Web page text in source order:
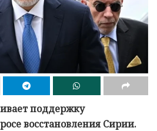
поддержку
восстановления Сирии.